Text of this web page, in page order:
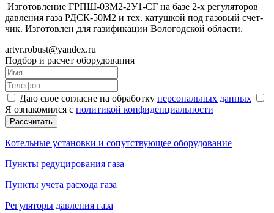
Из­го­тов­ле­ние ГРПШ-03М2-2У1-СГ на ба­зе 2-х ре­гу­ля­то­ров
дав­ле­ния га­за РДСК-50М2 и тех. ка­туш­кой под га­зо­вый счет­
чик. Из­го­тов­лен для га­зи­фи­ка­ции Вологодской об­лас­ти.
artvr.robust@yandex.ru
Подбор и расчет оборудования
Даю свое согласие на обработку персональных данных
Я ознакомился с политикой конфиденциальности
Рассчитать
Котельные установки и сопутствующее оборудование
Пункты редуцирования газа
Пункты учета расхода газа
Регуляторы давления газа